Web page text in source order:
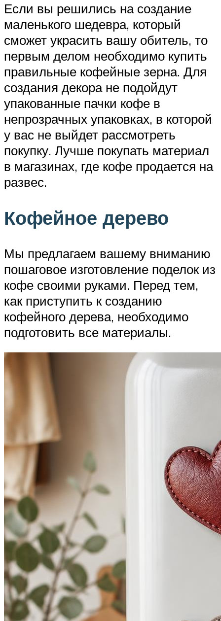
Если вы решились на создание
маленького шедевра, который
сможет украсить вашу обитель, то
первым делом необходимо купить
правильные кофейные зерна. Для
создания декора не подойдут
упакованные пачки кофе в
непрозрачных упаковках, в которой
у вас не выйдет рассмотреть
покупку. Лучше покупать материал
в магазинах, где кофе продается на
развес.
Кофейное дерево
Мы предлагаем вашему вниманию
пошаговое изготовление поделок из
кофе своими руками. Перед тем,
как приступить к созданию
кофейного дерева, необходимо
подготовить все материалы.